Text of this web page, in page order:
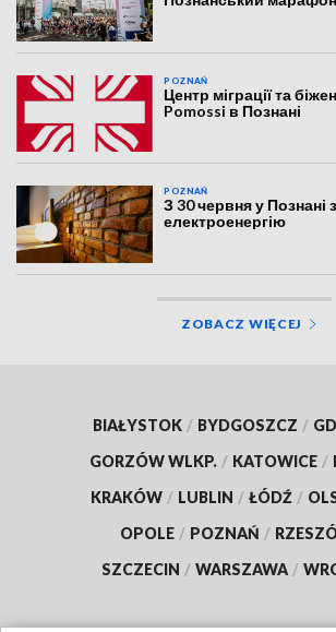
POZNAŃ
Центр міграції та
Pomossi в Познані
POZNAŃ
З 30 червня у Познані
електроенергію
ZOBACZ WIĘCEJ
BIAŁYSTOK / BYDGOSZCZ /
GORZÓW WLKP. / KATOWICE /
KRAKÓW / LUBLIN / ŁÓDŹ /
OPOLE / POZNAŃ /
SZCZECIN / WARSZAWA /